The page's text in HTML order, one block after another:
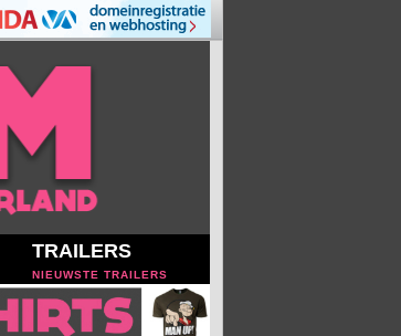
TRAILERS
NIEUWSTE TRAILERS